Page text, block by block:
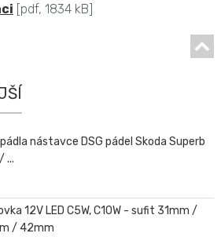
[pdf, 1834 kB]
nástavce DSG pádel Skoda Superb
...
12V LED C5W, C10W - sufit 31mm /
/ 42mm